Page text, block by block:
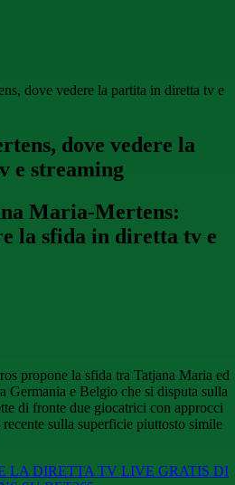
dove vedere la partita in diretta tv e
dove vedere la
e streaming
Maria-Mertens:
la sfida in diretta tv e
propone la sfida tra Tatjana Maria ed
Germania e Belgio che si disputa sulla
di fronte due giocatrici con approcci
sulla superficie piuttosto simile
LA DIRETTA TV LIVE GRATIS DI